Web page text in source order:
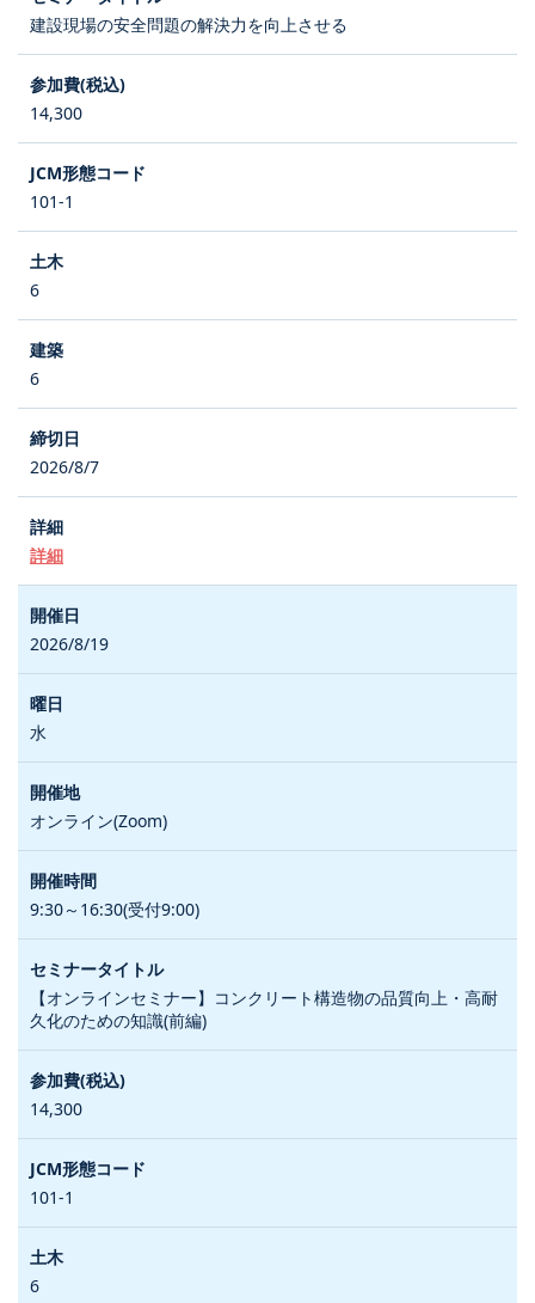
建設現場の安全問題の解決力を向上させる
14,300
101-1
6
6
2026/8/7
詳細
2026/8/19
水
オンライン(Zoom)
9:30～16:30(受付9:00)
【オンラインセミナー】コンクリート構造物の品質向上・高耐
久化のための知識(前編)
14,300
101-1
6